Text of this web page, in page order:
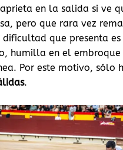
en la salida si ve
pero que rara vez
dificultad que presenta es
humilla en el embroque
Por este motivo, sólo
.